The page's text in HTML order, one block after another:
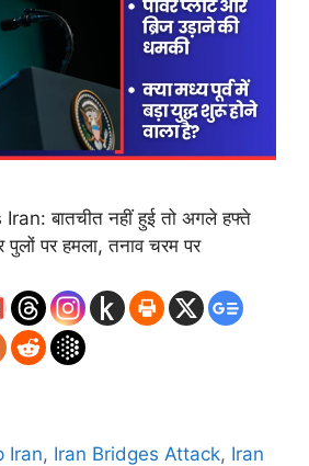
बातचीत नहीं हुई तो अगले हफ्ते
पुलों पर हमला, तनाव चरम पर
Iran, Iran Bridges Attack, Iran